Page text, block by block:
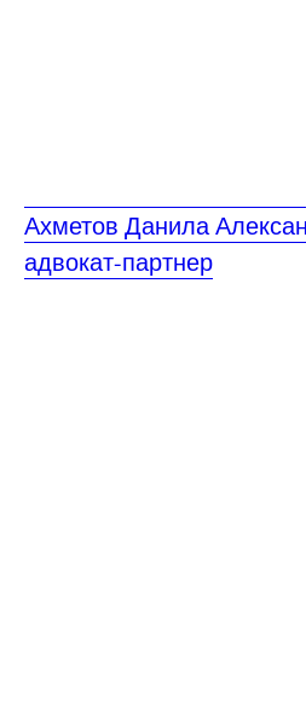
Ахметов Данила
адвокат-партнер